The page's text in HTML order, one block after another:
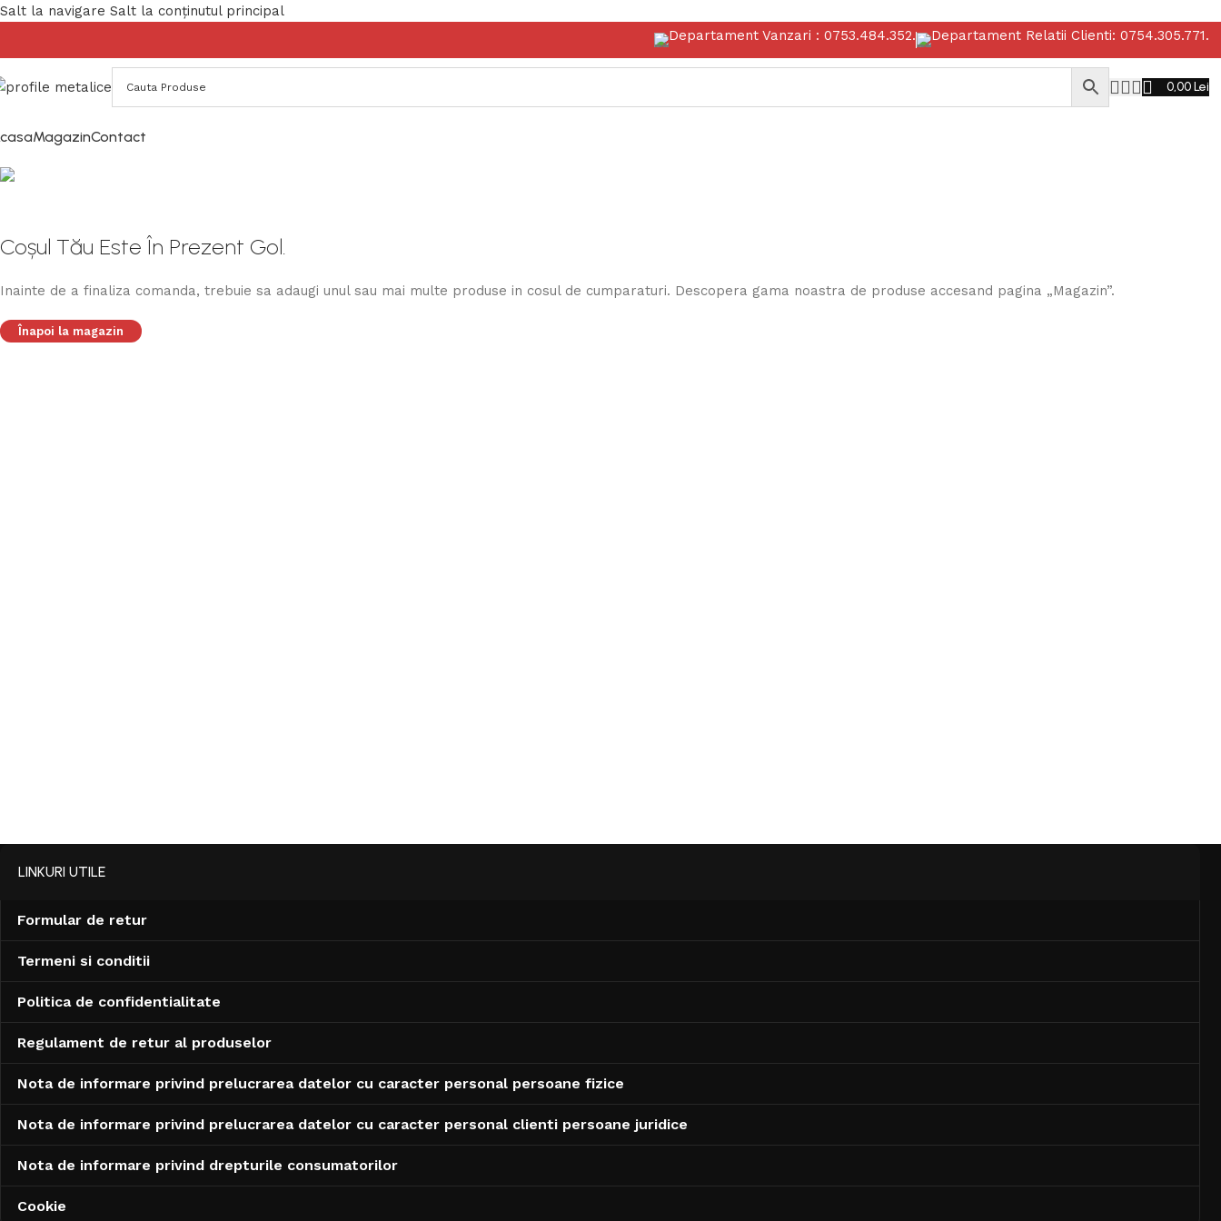
Salt la navigare Salt la conținutul principal
Departament Vanzari : 0753.484.352.
Departament Relatii Clienti: 0754.305.771.
0,00Lei
MagazinContact
Coș de cumpărături
Coșul Tău Este În Prezent Gol.
Inainte de a finaliza comanda, trebuie sa adaugi unul sau mai multe produse in cosul de cumparaturi. Descopera gama noastra de produse accesand pagina „Magazin”.
Înapoi la magazin
LINKURI UTILE
Formular de retur
Termeni si conditii
Politica de confidentialitate
Regulament de retur al produselor
Nota de informare privind prelucrarea datelor cu caracter personal persoane fizice
Nota de informare privind prelucrarea datelor cu caracter personal clienti persoane juridice
Nota de informare privind drepturile consumatorilor
Cookie